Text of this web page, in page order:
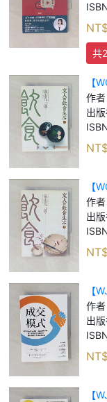
共
【
作者
出版
【
作者
出版
【
位
我
作者
出版
【